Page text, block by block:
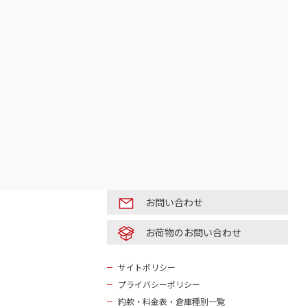
お問い合わせ
お荷物のお問い合わせ
サイトポリシー
プライバシーポリシー
約款・料金表・倉庫種別一覧